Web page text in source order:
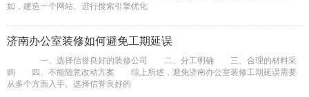
如，建造一个网站、进行搜索引擎优化
济南办公室装修如何避免工期延误
一、选择信誉良好的装修公司 二、分工明确 三、合理的材料采
购 四、不能随意改动方案 综上所述，避免济南办公室装修工期延误需要
从多个方面入手。选择信誉良好的